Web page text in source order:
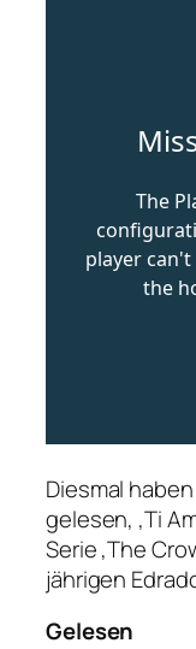
Diesmal haben
gelesen, ‚Ti
Serie ‚The
jährigen
Gelesen